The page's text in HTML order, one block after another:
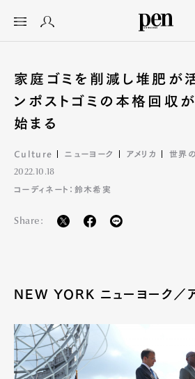
家庭ゴミを削減し堆肥が
ンポストゴミの本格回収
始まる
Culture ニューヨーク アメリカ 世界
2022.10.18
コーディネート：鈴木希実
Share:
NEW YORK ニューヨーク／ア